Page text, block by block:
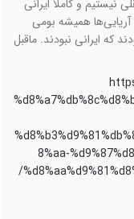
نیستیم و کاملا ایرانی
آریایی‌ها همیشه بومی
که ایرانی نبودند. ماقبل
8%aa-